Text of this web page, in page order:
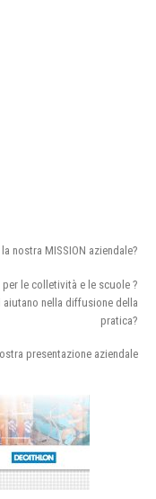
nostra MISSION aziendale?
le colletività e le scuole ?
nella diffusione della
pratica?
presentazione aziendale